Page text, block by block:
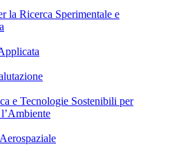
la Ricerca Sperimentale e
e Tecnologie Sostenibili per